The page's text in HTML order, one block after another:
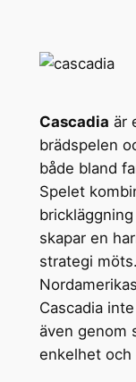
Cascadia är
brädspelen
både bland
Spelet
skapar en
strategi
Cascadia
även genom
enkelhet och